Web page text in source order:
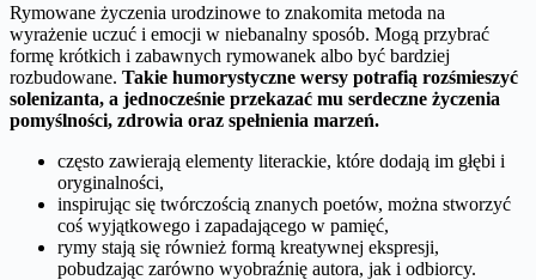
Rymowane życzenia urodzinowe to znakomita metoda na
wyrażenie uczuć i emocji w niebanalny sposób. Mogą przybrać
formę krótkich i zabawnych rymowanek albo być bardziej
rozbudowane. Takie humorystyczne wersy potrafią rozśmieszyć
solenizanta, a jednocześnie przekazać mu serdeczne życzenia
pomyślności, zdrowia oraz spełnienia marzeń.
często zawierają elementy literackie, które dodają im głębi i
oryginalności,
inspirując się twórczością znanych poetów, można stworzyć
coś wyjątkowego i zapadającego w pamięć,
rymy stają się również formą kreatywnej ekspresji,
pobudzając zarówno wyobraźnię autora, jak i odbiorcy.